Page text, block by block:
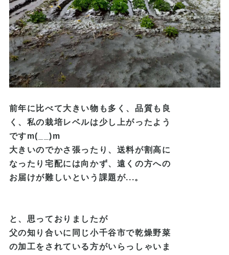
前年に比べて大きい物も多く、品質も良
く、私の栽培レベルは少し上がったよう
ですm(__)m
大きいのでかさ張ったり、送料が割高に
なったり宅配には向かず、遠くの方への
お届けが難しいという課題が...。
と、思っておりましたが
父の知り合いに同じ小千谷市で乾燥野菜
の加工をされている方がいらっしゃいま